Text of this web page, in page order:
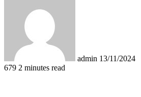
admin 13/11/2024
679 2 minutes read